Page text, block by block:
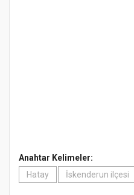
Anahtar Kelimeler:
Hatay
İskenderun ilçesi